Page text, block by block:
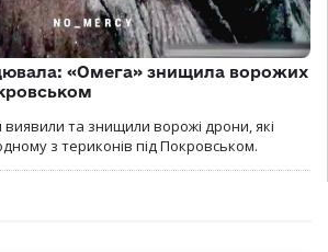
«Омега» знищила ворожих
виявили та знищили ворожі дрони, які
з териконів під Покровськом.